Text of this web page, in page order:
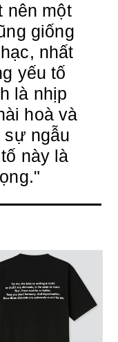
nên một
giống
nhất
yếu tố
là nhịp
hoà và
sự ngẫu
này là